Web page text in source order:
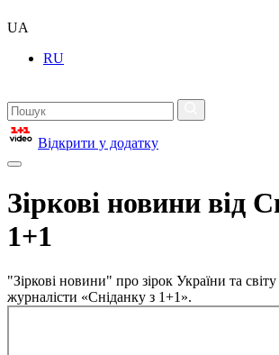
UA
RU
Відкрити у додатку
Зіркові новини від
1+1
"Зіркові новини" про зірок України та
журналісти «Сніданку з 1+1».